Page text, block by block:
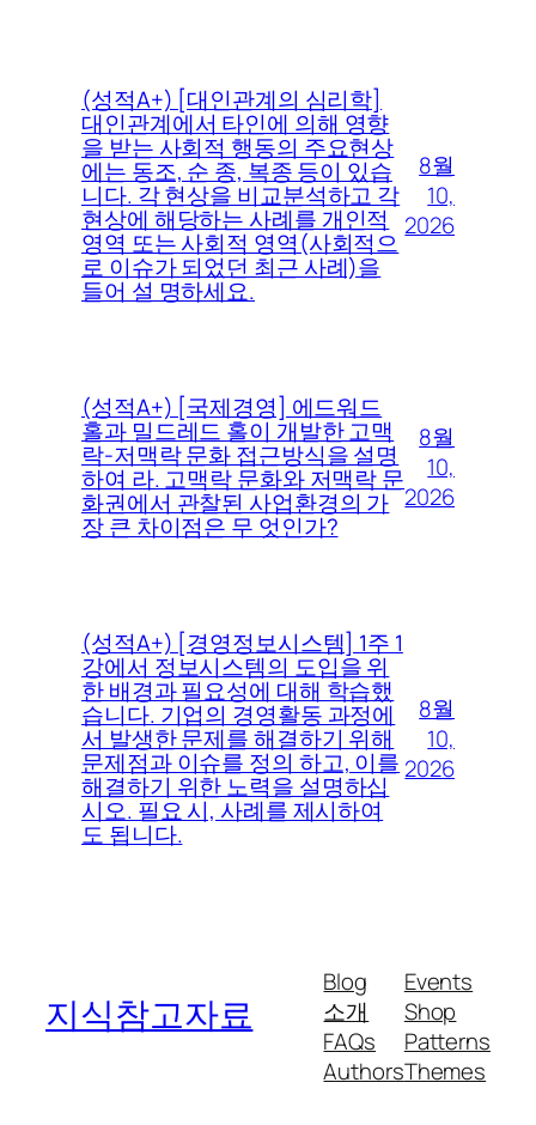
(성적A+) [대인관계의 심리학]
대인관계에서 타인에 의해 영향
을 받는 사회적 행동의 주요현상
에는 동조, 순 종, 복종 등이 있습
니다. 각 현상을 비교분석하고 각
현상에 해당하는 사례를 개인적
영역 또는 사회적 영역(사회적으
로 이슈가 되었던 최근 사례)을
들어 설 명하세요.
8월
10,
2026
(성적A+) [국제경영] 에드워드
홀과 밀드레드 홀이 개발한 고맥
락-저맥락 문화 접근방식을 설명
하여 라. 고맥락 문화와 저맥락 문
화권에서 관찰된 사업환경의 가
장 큰 차이점은 무 엇인가?
8월
10,
2026
(성적A+) [경영정보시스템] 1주 1
강에서 정보시스템의 도입을 위
한 배경과 필요성에 대해 학습했
습니다. 기업의 경영활동 과정에
서 발생한 문제를 해결하기 위해
문제점과 이슈를 정의 하고, 이를
해결하기 위한 노력을 설명하십
시오. 필요 시, 사례를 제시하여
도 됩니다.
8월
10,
2026
지식참고자료
Blog
소개
FAQs
Authors
Events
Shop
Patterns
Themes